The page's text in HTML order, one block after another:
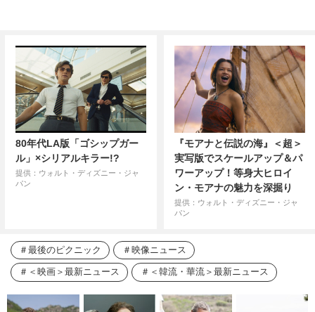
80年代LA版「ゴシップガー
ル」×シリアルキラー!?
提供：ウォルト・ディズニー・ジャ
パン
『モアナと伝説の海』＜超＞
実写版でスケールアップ＆パ
ワーアップ！等身大ヒロイ
ン・モアナの魅力を深掘り
提供：ウォルト・ディズニー・ジャ
パン
最後のピクニック 映像ニュース
＜映画＞最新ニュース ＜韓流・華流＞最新ニュース